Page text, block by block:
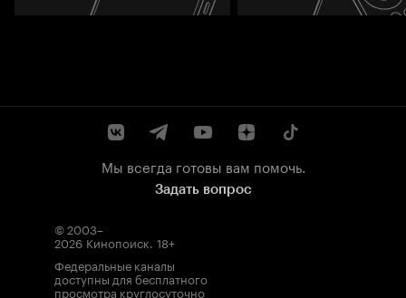
Мы всегда готовы вам помочь.
Задать вопрос
© 2003–
2026 Кинопоиск. 18+
Федеральные каналы
доступны для бесплатного
просмотра круглосуточно